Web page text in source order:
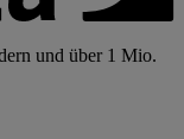
und über 1 Mio.